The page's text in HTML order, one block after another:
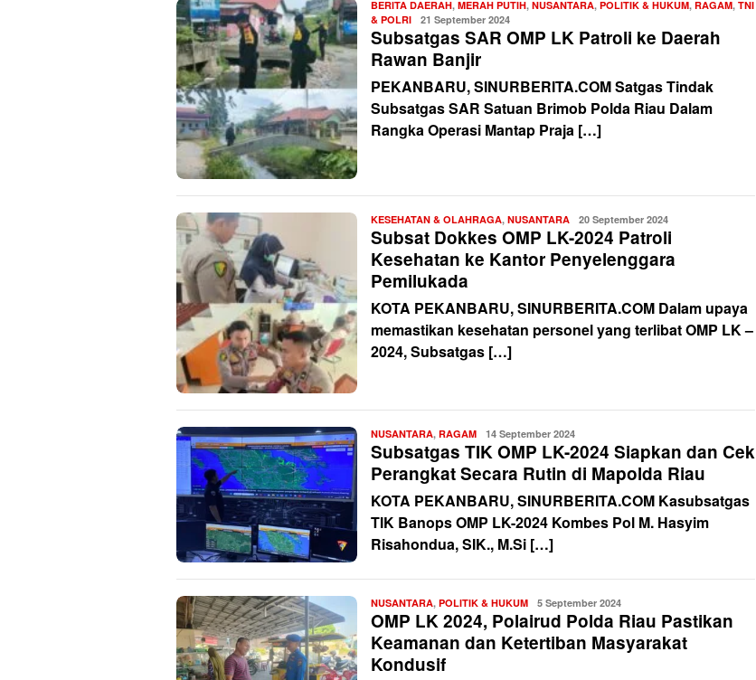
BERITA DAERAH, MERAH PUTIH, NUSANTARA, POLITIK & HUKUM, RAGAM, TNI
& POLRI Redaksi
21 September 2024
Subsatgas SAR OMP LK Patroli ke Daerah
Rawan Banjir
PEKANBARU, SINURBERITA.COM Satgas Tindak
Subsatgas SAR Satuan Brimob Polda Riau Dalam
Rangka Operasi Mantap Praja […]
KESEHATAN & OLAHRAGA, NUSANTARA Redaksi
20 September 2024
Subsat Dokkes OMP LK-2024 Patroli
Kesehatan ke Kantor Penyelenggara
Pemilukada
KOTA PEKANBARU, SINURBERITA.COM Dalam upaya
memastikan kesehatan personel yang terlibat OMP LK –
2024, Subsatgas […]
NUSANTARA, RAGAM Redaksi
14 September 2024
Subsatgas TIK OMP LK-2024 Siapkan dan Cek
Perangkat Secara Rutin di Mapolda Riau
KOTA PEKANBARU, SINURBERITA.COM Kasubsatgas
TIK Banops OMP LK-2024 Kombes Pol M. Hasyim
Risahondua, SIK., M.Si […]
NUSANTARA, POLITIK & HUKUM Redaksi
5 September 2024
OMP LK 2024, Polairud Polda Riau Pastikan
Keamanan dan Ketertiban Masyarakat
Kondusif